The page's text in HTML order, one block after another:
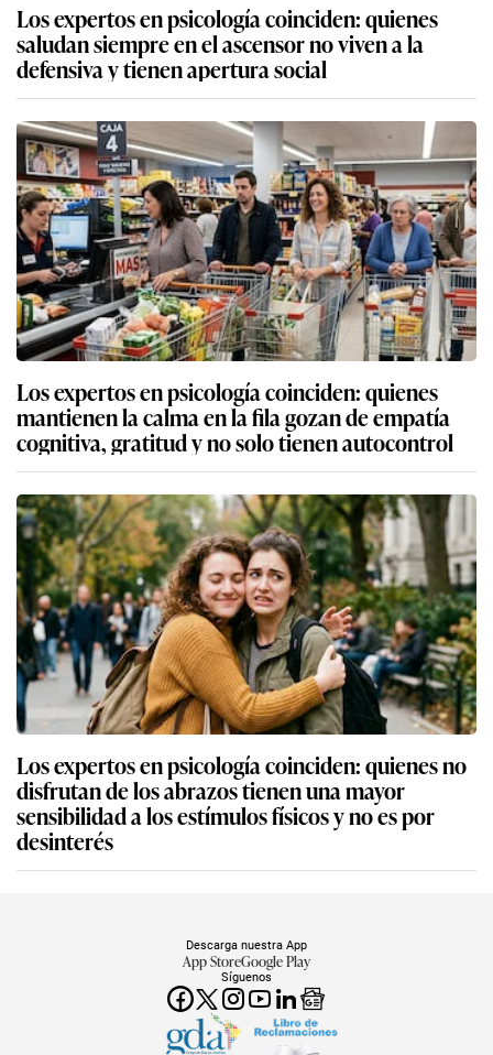
Los expertos en psicología coinciden: quienes
saludan siempre en el ascensor no viven a la
defensiva y tienen apertura social
Los expertos en psicología coinciden: quienes
mantienen la calma en la fila gozan de empatía
cognitiva, gratitud y no solo tienen autocontrol
Los expertos en psicología coinciden: quienes no
disfrutan de los abrazos tienen una mayor
sensibilidad a los estímulos físicos y no es por
desinterés
Síguenos
Descarga nuestra App
App StoreGoogle Play